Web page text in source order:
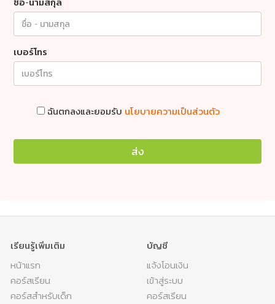
31
Lesson
Lesson
33
First Time Riding a Bike
Lesson
Review and Practice (Lesson 31-35)
เบอร์โทร
ฉันตกลงและยอมรับ นโยบายความเป็นส่วนตัว
ส่ง
เรียนรู้เพิ่มเติม
หน้าแรก
คอร์สเรียน
คอร์สสำหรับเด็ก
บัญชี
แจ้งโอนเงิน
เข้าสู่ระบบ
คอร์สเรียน